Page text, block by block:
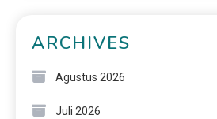
ARCHIVES
Agustus 2026
Juli 2026